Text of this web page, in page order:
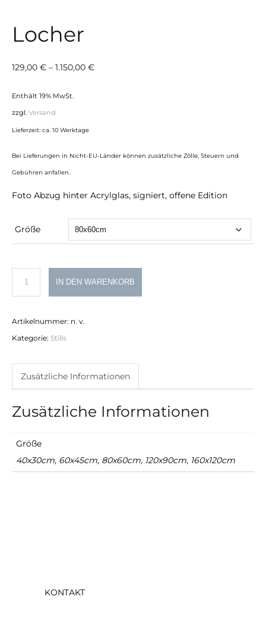
Locher
129,00 € – 1.150,00 €Preisspanne:
Enthält 19% MwSt.
zzgl. Versand
Lieferzeit: ca. 10 Werktage
Bei Lieferungen in Nicht-EU-Länder können zusätzliche Zölle, Steuern und
Gebühren anfallen.
Foto Abzug hinter Acrylglas, signiert, offene Edition
Größe
IN DEN WARENKORB
Artikelnummer: n. v.
Kategorie: Stills
Zusätzliche Informationen
Zusätzliche Informationen
Größe
40x30cm, 60x45cm, 80x60cm, 120x90cm, 160x120cm
KONTAKT